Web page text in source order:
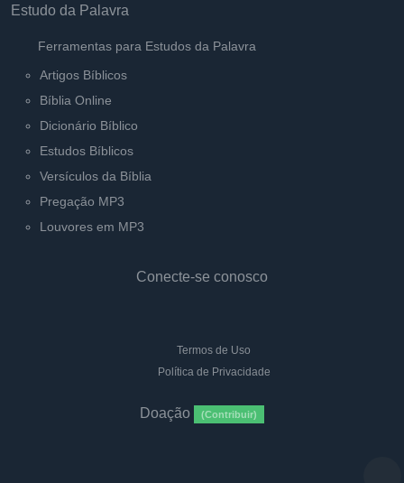
Estudo da Palavra
Ferramentas para Estudos da Palavra
Artigos Bíblicos
Bíblia Online
Dicionário Bíblico
Estudos Bíblicos
Versículos da Bíblia
Pregação MP3
Louvores em MP3
Conecte-se conosco
Termos de Uso
Política de Privacidade
Doação (Contribuir)